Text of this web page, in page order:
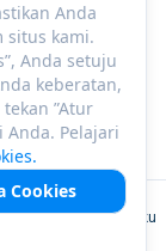
Anda
situs kami.
Anda setuju
keberatan,
”Atur
Anda. Pelajari
Cookies
Lestari Alamku